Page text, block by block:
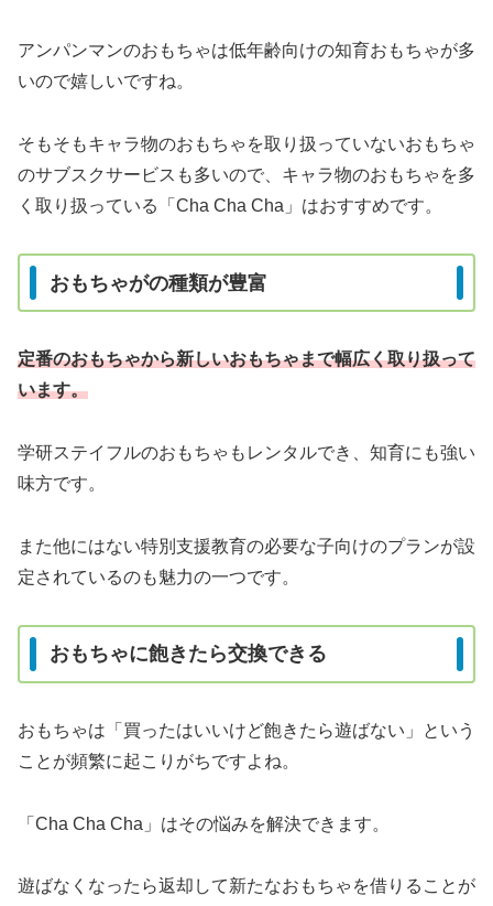
アンパンマンのおもちゃは低年齢向けの知育おもちゃが多
いので嬉しいですね。
そもそもキャラ物のおもちゃを取り扱っていないおもちゃ
のサブスクサービスも多いので、キャラ物のおもちゃを多
く取り扱っている「Cha Cha Cha」はおすすめです。
おもちゃがの種類が豊富
定番のおもちゃから新しいおもちゃまで幅広く取り扱って
います。
学研ステイフルのおもちゃもレンタルでき、知育にも強い
味方です。
また他にはない特別支援教育の必要な子向けのプランが設
定されているのも魅力の一つです。
おもちゃに飽きたら交換できる
おもちゃは「買ったはいいけど飽きたら遊ばない」という
ことが頻繁に起こりがちですよね。
「Cha Cha Cha」はその悩みを解決できます。
遊ばなくなったら返却して新たなおもちゃを借りることが